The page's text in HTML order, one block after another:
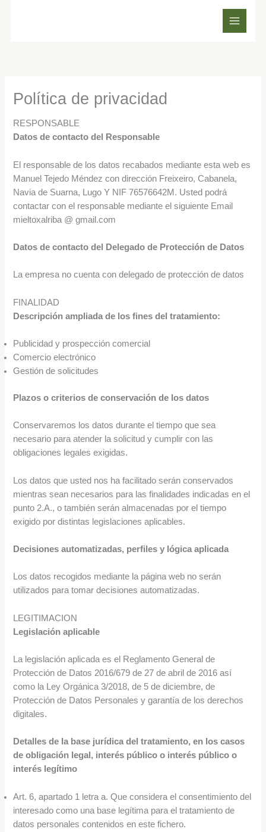
Política de privacidad
RESPONSABLE
Datos de contacto del Responsable
El responsable de los datos recabados mediante esta web es
Manuel Tejedo Méndez con dirección Freixeiro, Cabanela,
Navia de Suarna, Lugo Y NIF 76576642M. Usted podrá
contactar con el responsable mediante el siguiente Email
mieltoxalriba @ gmail.com
Datos de contacto del Delegado de Protección de Datos
La empresa no cuenta con delegado de protección de datos
FINALIDAD
Descripción ampliada de los fines del tratamiento:
Publicidad y prospección comercial
Comercio electrónico
Gestión de solicitudes
Plazos o criterios de conservación de los datos
Conservaremos los datos durante el tiempo que sea
necesario para atender la solicitud y cumplir con las
obligaciones legales exigidas.
Los datos que usted nos ha facilitado serán conservados
mientras sean necesarios para las finalidades indicadas en el
punto 2.A., o también serán almacenadas por el tiempo
exigido por distintas legislaciones aplicables.
Decisiones automatizadas, perfiles y lógica aplicada
Los datos recogidos mediante la página web no serán
utilizados para tomar decisiones automatizadas.
LEGITIMACION
Legislación aplicable
La legislación aplicada es el Reglamento General de
Protección de Datos 2016/679 de 27 de abril de 2016 así
como la Ley Orgánica 3/2018, de 5 de diciembre, de
Protección de Datos Personales y garantía de los derechos
digitales.
Detalles de la base jurídica del tratamiento, en los casos
de obligación legal, interés público o interés público o
interés legítimo
Art. 6, apartado 1 letra a. Que considera el consentimiento del
interesado como una base legítima para el tratamiento de
datos personales contenidos en este fichero.